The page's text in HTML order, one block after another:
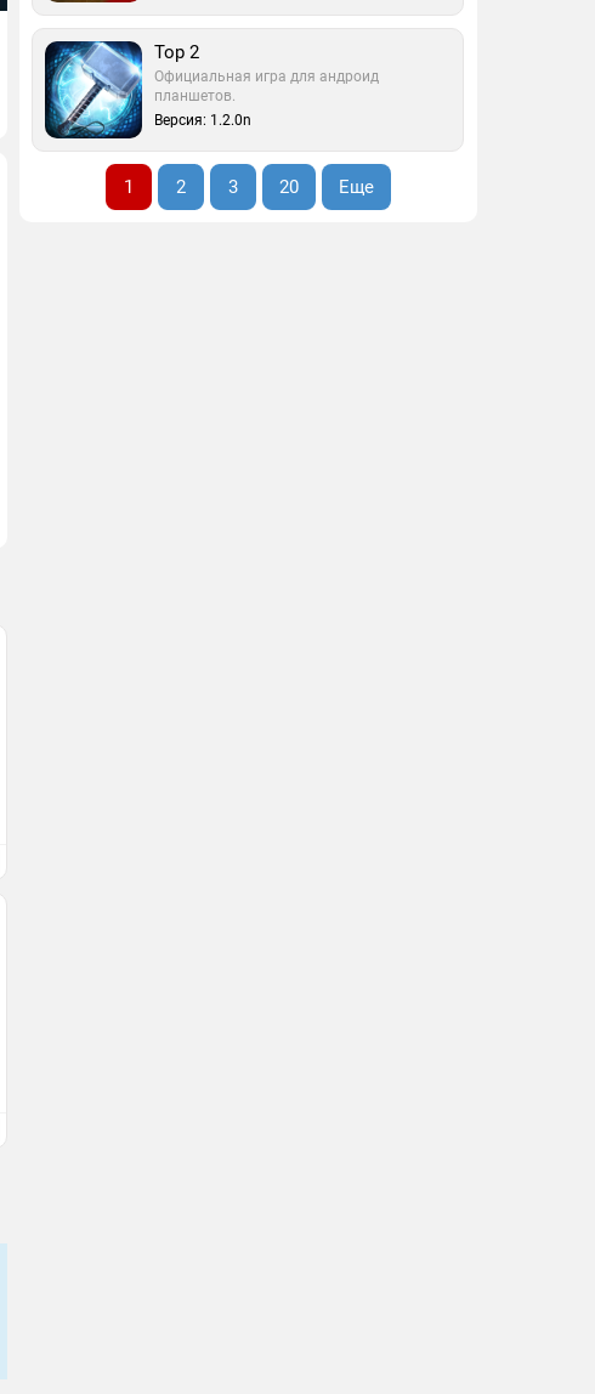
Тор 2
Официальная игра для андроид
планшетов.
Версия: 1.2.0n
1 2 3 20 Еще